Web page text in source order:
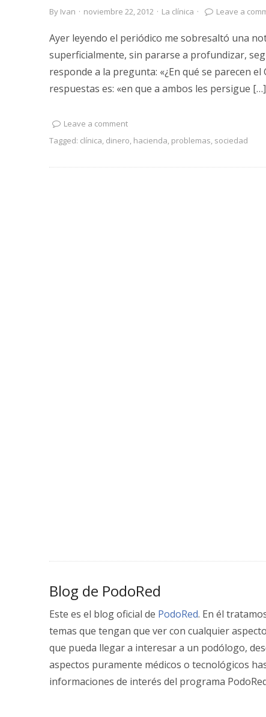
By Ivan · noviembre 22, 2012 · La clínica · Leave a
Ayer leyendo el periódico me sobresaltó una
superficialmente, sin pararse a profundizar,
responde a la pregunta: «¿En qué se parecen
respuestas es: «en que a ambos les persigue […]
Leave a comment
Tagged: clínica, dinero, hacienda, problemas, sociedad
Blog de PodoRed
Este es el blog oficial de PodoRed. En él
temas que tengan que ver con cualquier aspecto
que pueda llegar a interesar a un podólogo,
aspectos puramente médicos o tecnológicos
informaciones de interés del programa